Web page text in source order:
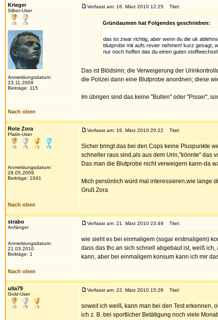
Krieger
Silber-User
Anmeldungsdatum:
23.11.2009
Beiträge: 115
Verfasst am: 16. März 2010 12:25 Titel:
Gründaumen hat Folgendes geschrieben:
das ist zwar richtig, aber wenn du die uk
blutprobe mit aufs revier nehmen! kurz gesagt,
nur noch hoffen das du einen guten
Das ist Blödsinn; die Verweigerung der
die Polizei dann eine Blutprobe anordnen; diese
Im übrigen sind das keine "Bullen" oder "Pisser",
Nach oben
Rote Zora
Platin-User
Anmeldungsdatum:
28.05.2009
Beiträge: 1041
Verfasst am: 16. März 2010 20:22 Titel:
Sicher bringt das bei den Cops keine Pluspunkte
schneller raus sind,als aus dem Urin,"könnte" das
Das man die Blutprobe nicht verweigern kann-da
Mich persönlich würd mal interessieren,wie lange
Gruß Zora
Nach oben
strabo
Anfänger
Anmeldungsdatum:
21.03.2010
Beiträge: 1
Verfasst am: 21. März 2010 23:49 Titel:
wie sieht es bei einmaligem (sogar erstmaligem)
dass das thc an sich schnell abgebaut ist, weiß
kann, aber bei einmaligem konsum kann ich mir
Nach oben
ulla79
Gold-User
Verfasst am: 22. März 2010 15:28 Titel:
soweit ich weiß, kann man bei den Test erkennen,
ich z. B. bei sportlicher Betätigung noch viele